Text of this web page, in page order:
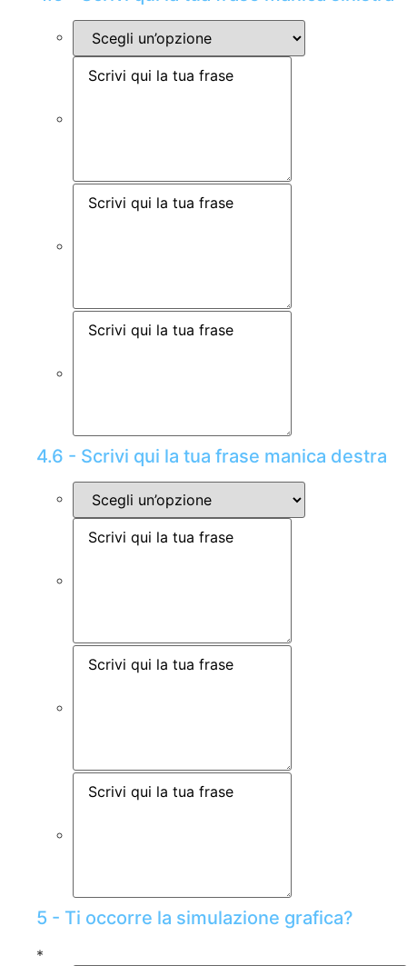
4.6 - Scrivi qui la tua frase manica destra
5 - Ti occorre la simulazione grafica?
*